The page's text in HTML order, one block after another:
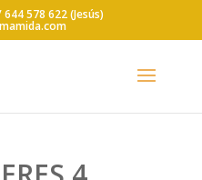
644 578 622 (Jesús)